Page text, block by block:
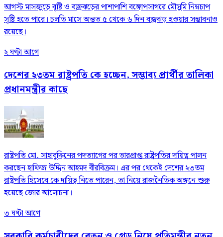
আগস্ট মাসজুড়ে বৃষ্টি ও বজ্রঝড়ের পাশাপাশি বঙ্গোপসাগরে মৌসুমি নিম্নচাপ
সৃষ্টি হতে পারে। চলতি মাসে অন্তত ৫ থেকে ৬ দিন বজ্রঝড় হওয়ার সম্ভাবনাও
রয়েছে।
২ ঘণ্টা আগে
দেশের ২৩তম রাষ্ট্রপতি কে হচ্ছেন, সম্ভাব্য প্রার্থীর তালিকা
প্রধানমন্ত্রীর কাছে
রাষ্ট্রপতি মো. সাহাবুদ্দিনের পদত্যাগের পর ভারপ্রাপ্ত রাষ্ট্রপতির দায়িত্ব পালন
করছেন হাফিজ উদ্দিন আহমদ বীরবিক্রম। এর পর থেকেই দেশের ২৩তম
রাষ্ট্রপতি হিসেবে কে দায়িত্ব নিতে পারেন, তা নিয়ে রাজনৈতিক অঙ্গনে শুরু
হয়েছে জোর আলোচনা।
৩ ঘণ্টা আগে